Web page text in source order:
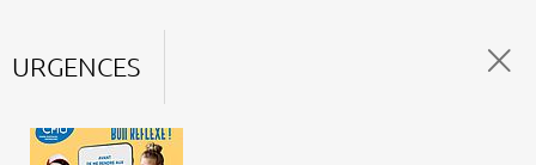
URGENCES